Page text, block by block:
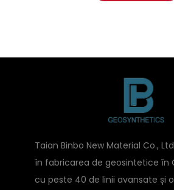
Taian Binbo New Material Co.,
în fabricarea de geosintetice în
cu peste 40 de linii avansate și